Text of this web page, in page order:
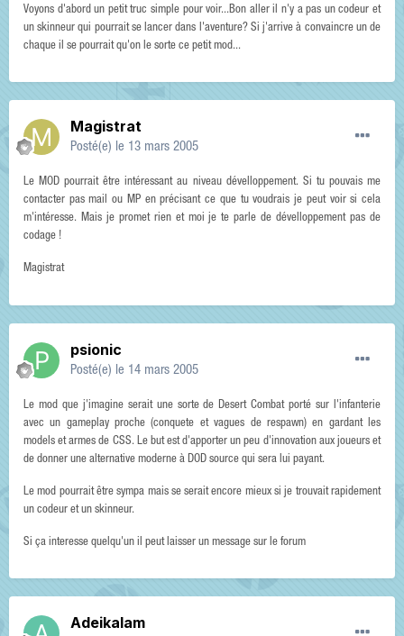
Voyons d'abord un petit truc simple pour voir...Bon aller il n'y a pas un codeur et
un skinneur qui pourrait se lancer dans l'aventure? Si j'arrive à convaincre un de
chaque il se pourrait qu'on le sorte ce petit mod...
Magistrat
Posté(e) le 13 mars 2005
Le MOD pourrait être intéressant au niveau dévelloppement. Si tu pouvais me
contacter pas mail ou MP en précisant ce que tu voudrais je peut voir si cela
m'intéresse. Mais je promet rien et moi je te parle de dévelloppement pas de
codage !
Magistrat
psionic
Posté(e) le 14 mars 2005
Le mod que j'imagine serait une sorte de Desert Combat porté sur l'infanterie
avec un gameplay proche (conquete et vagues de respawn) en gardant les
models et armes de CSS. Le but est d'apporter un peu d'innovation aux joueurs et
de donner une alternative moderne à DOD source qui sera lui payant.
Le mod pourrait être sympa mais se serait encore mieux si je trouvait rapidement
un codeur et un skinneur.
Si ça interesse quelqu'un il peut laisser un message sur le forum
Adeikalam